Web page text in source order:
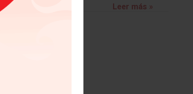
Leer más »